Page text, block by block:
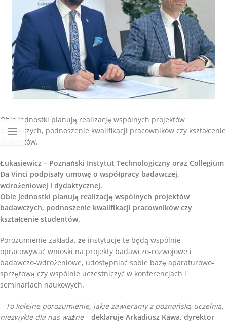
Obie jednostki planują realizację wspólnych projektów
badawczych, podnoszenie kwalifikacji pracowników czy kształcenie
studentów.
Łukasiewicz – Poznański Instytut Technologiczny oraz Collegium
Da Vinci podpisały umowę o współpracy badawczej,
wdrożeniowej i dydaktycznej.
Obie jednostki planują realizację wspólnych projektów
badawczych, podnoszenie kwalifikacji pracowników czy
kształcenie studentów.
Porozumienie zakłada, że instytucje te będą wspólnie
opracowywać wnioski na projekty badawczo-rozwojowe i
badawczo-wdrożeniowe, udostępniać sobie bazę aparaturowo-
sprzętową czy wspólnie uczestniczyć w konferencjach i
seminariach naukowych.
– To kolejne porozumienie, jakie zawieramy z poznańską uczelnią,
niezwykle dla nas ważne– deklaruje Arkadiusz Kawa, dyrektor